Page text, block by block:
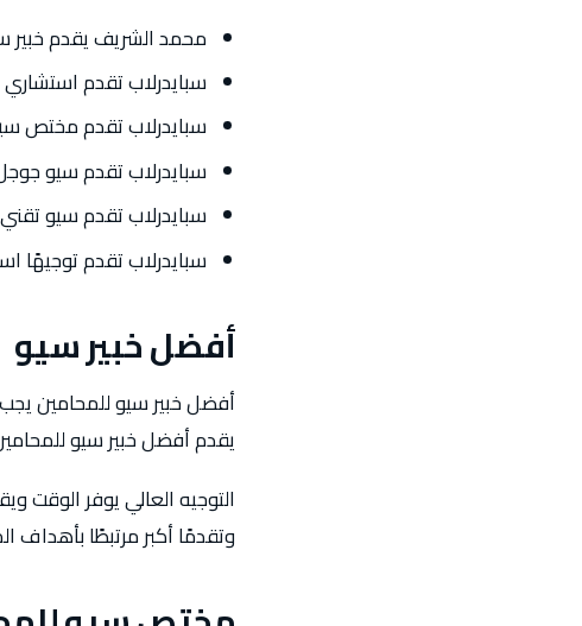
محمد الشريف يقدم خبير
سبايدرلاب تقدم
سبايدرلاب تقدم مختص
سبايدرلاب تقدم سيو
سبايدرلاب تقدم سيو
سبايدرلاب تقدم توجيهًا
أفضل خبير سيو
أفضل خبير سيو للمحامين
يقدم أفضل خبير سيو
التوجيه العالي يوفر الوقت
وتقدمًا أكبر مرتبطًا بأهداف